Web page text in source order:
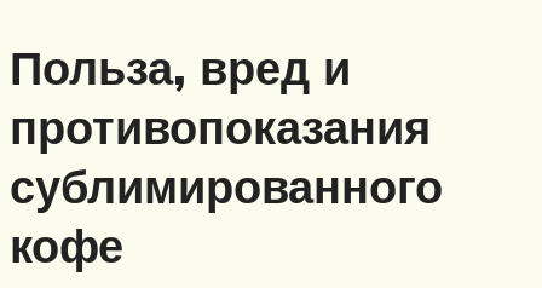
Польза, вред и
противопоказания
сублимированного
кофе